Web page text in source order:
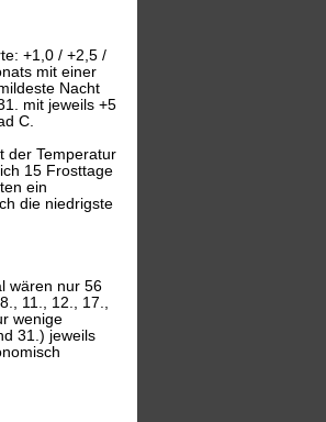
+1,0 / +2,5 /
mit einer
Nacht
mit jeweils +5
C.
der Temperatur
15 Frosttage
ein
die niedrigste
wären nur 56
11., 12., 17.,
wenige
31.) jeweils